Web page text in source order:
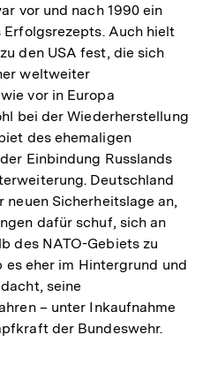
vor und nach 1990 ein
Auch hielt
den USA fest, die sich
weltweiter
vor in Europa
bei der Wiederherstellung
des ehemaligen
Einbindung Russlands
Deutschland
neuen Sicherheitslage an,
dafür schuf, sich an
des NATO-Gebiets zu
eher im Hintergrund und
seine
– unter Inkaufnahme
der Bundeswehr.